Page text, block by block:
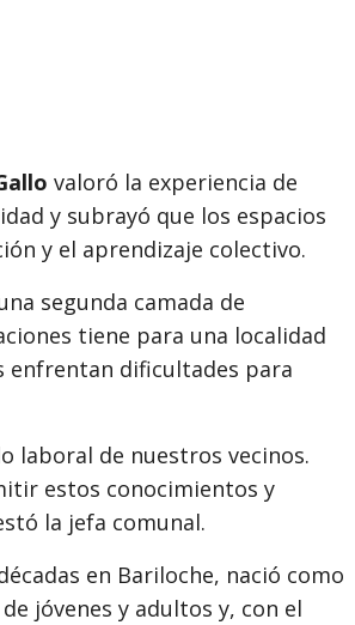
valoró la experiencia de
y subrayó que los espacios
y el aprendizaje colectivo.
segunda camada de
tiene para una localidad
enfrentan dificultades para
laboral de nuestros vecinos.
estos conocimientos y
la jefa comunal.
en Bariloche, nació como
jóvenes y adultos y, con el